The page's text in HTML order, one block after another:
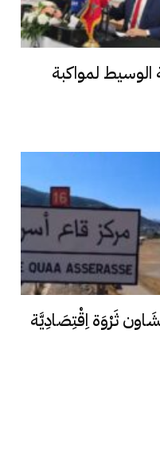
الوسيط لمواكبة
ثَرْوَة اِقْتِصَادِيَّة